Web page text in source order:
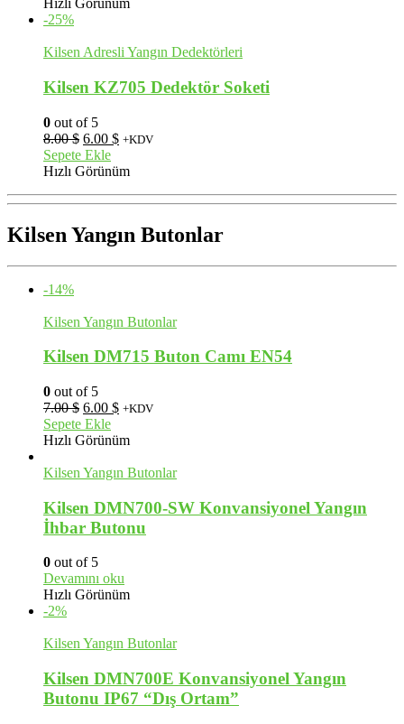
Hızlı Görünüm
-25%
Kilsen Adresli Yangın Dedektörleri
Kilsen KZ705 Dedektör Soketi
0 out of 5
8.00$ Orijinal
fiyat:
8.00 $.
6.00 $Şu
fiyat:
+KDV
Sepete Ekle
Hızlı Görünüm
Kilsen Yangın Butonlar
-14%
Kilsen Yangın Butonlar
Kilsen DM715 Buton Camı EN54
0 out of 5
7.00$ Orijinal
fiyat:
7.00 $.
6.00 $Şu
fiyat:
+KDV
Sepete Ekle
Hızlı Görünüm
Kilsen Yangın Butonlar
Kilsen DMN700-SW Konvansiyonel Yangın
İhbar Butonu
0 out of 5
Devamını oku
Hızlı Görünüm
-2%
Kilsen Yangın Butonlar
Kilsen DMN700E Konvansiyonel Yangın
Butonu IP67 “Dış Ortam”